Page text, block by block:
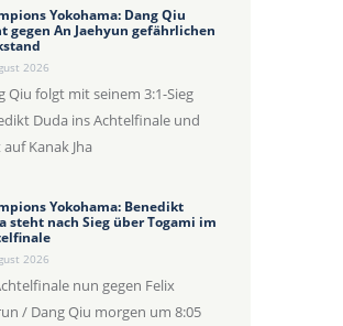
Yokohama: Dang Qiu
gegen An Jaehyun gefährlichen
2026
Qiu folgt mit seinem 3:1-Sieg
Duda ins Achtelfinale und
Kanak Jha
Yokohama: Benedikt
steht nach Sieg über Togami im
2026
nun gegen Felix
/ Dang Qiu morgen um 8:05